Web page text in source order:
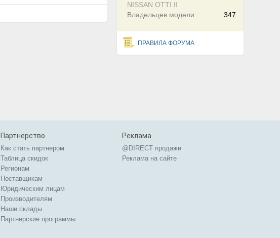
NISSAN OTTI II
347
Владельцев модели:
ПРАВИЛА ФОРУМА
Партнерство
Как стать партнером
Таблица скидок
Регионам
Поставщикам
Юридическим лицам
Производителям
Наши склады
Партнерские программы
Реклама
@DIRECT продажи
Реклама на сайте